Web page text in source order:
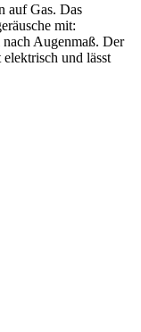
auf Gas. Das
mit:
Augenmaß. Der
und lässt